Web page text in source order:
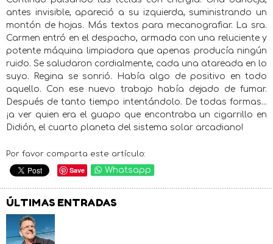
antes invisible, apareció a su izquierda, suministrando un
montón de hojas. Más textos para mecanografiar. La sra.
Carmen entró en el despacho, armada con una reluciente y
potente máquina limpiadora que apenas producía ningún
ruido. Se saludaron cordialmente, cada una atareada en lo
suyo. Regina se sonrió. Había algo de positivo en todo
aquello. Con ese nuevo trabajo había dejado de fumar.
Después de tanto tiempo intentándolo. De todas formas...
¡a ver quien era el guapo que encontraba un cigarrillo en
Didión, el cuarto planeta del sistema solar arcadiano!
Por favor comparta este artículo:
Save Whatsapp
ÚLTIMAS ENTRADAS